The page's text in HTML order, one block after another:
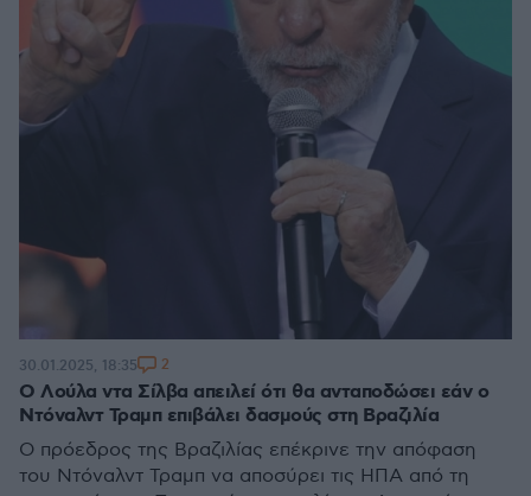
Ο Λούλα ντα Σίλβα απειλεί ότι θα ανταποδώσει εάν ο
Ντόναλντ Τραμπ επιβάλει δασμούς στη Βραζιλία
Ο πρόεδρος της Βραζιλίας επέκρινε την απόφαση
του Ντόναλντ Τραμπ να αποσύρει τις ΗΠΑ από τη
30.01.2025, 18:35 2